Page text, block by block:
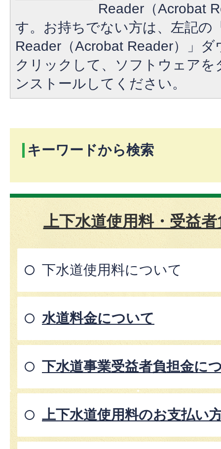
Reader（Acrobat
す。お持ちでない方は、左記の
Reader（Acrobat Reader）」
クリックして、ソフトウェア
ンストールしてください。
キーワードから検索
上下水道使用料・受益
下水道使用料について
水道料金について
下水道事業受益者負担金に
上下水道使用料のお支払い